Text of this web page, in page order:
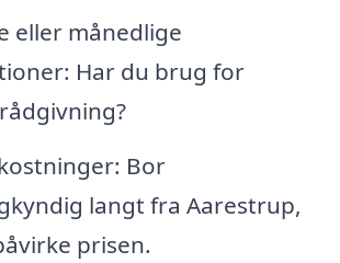
eller månedlige
Har du brug for
Bor
langt fra Aarestrup,
prisen.